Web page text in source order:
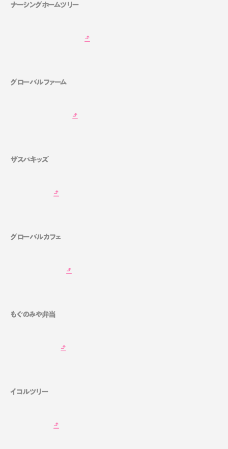
ナーシングホームツリー
グローバルファーム
ザスパキッズ
グローバルカフェ
もぐのみや弁当
イコルツリー